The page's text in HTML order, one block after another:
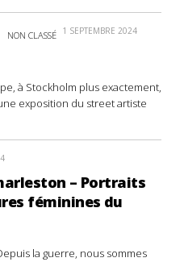
NON CLASSÉ 1 SEPTEMBRE 2024
à Stockholm plus exactement,
exposition du street artiste
– Portraits
féminines du
la guerre, nous sommes